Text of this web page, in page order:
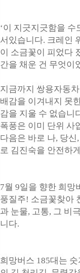
‘이 지긋지긋함을 수
서있습니다. 크레인
이 소금꽃이 피었다
간을 채운 건 무엇이
지금까지 쌍용자동
배감을 이겨내지 못
감을 지울 수 없습니
폭풍은 이미 단위 사
다음은 바로 나, 당
로 김진숙을 안전하
7월 9일을 향한 희망
풍질주! 소금꽃찾아
과 눈물, 고통, 그 비
니다.
희망버스 185대는